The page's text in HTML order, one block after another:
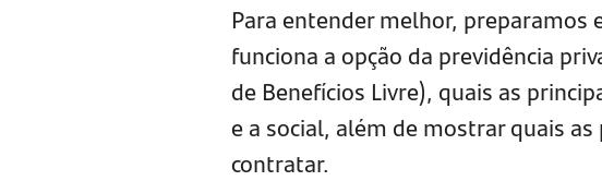
Para entender melhor, preparamos
funciona a opção da previdência
de Benefícios Livre), quais as
e a social, além de mostrar quais
contratar.